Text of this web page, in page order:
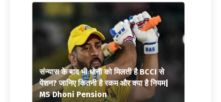
संन्यास के बाद भी धोनी को मिलती है BCCI से
पेंशन? जानिए कितनी है रकम और क्या है नियम|
MS Dhoni Pension